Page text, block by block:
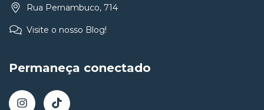
Rua Pernambuco, 714
Visite o nosso Blog!
Permaneça conectado